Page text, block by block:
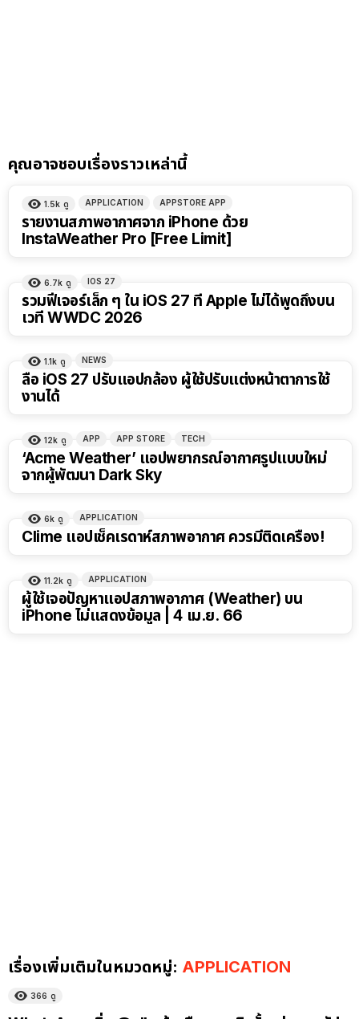
คุณอาจชอบเรื่องราวเหล่านี้
1.5k ดู APPLICATION APPSTORE APP
รายงานสภาพอากาศจาก iPhone ด้วย
InstaWeather Pro [Free Limit]
6.7k ดู IOS 27
รวมฟีเจอร์เล็ก ๆ ใน iOS 27 ที่ Apple ไม่ได้พูดถึงบน
เวที WWDC 2026
1.1k ดู NEWS
ลือ iOS 27 ปรับแอปกล้อง ผู้ใช้ปรับแต่งหน้าตาการใช้
งานได้
12k ดู APP APP STORE TECH
‘Acme Weather’ แอปพยากรณ์อากาศรูปแบบใหม่
จากผู้พัฒนา Dark Sky
6k ดู APPLICATION
Clime แอปเช็คเรดาห์สภาพอากาศ ควรมีติดเครื่อง!
11.2k ดู APPLICATION
ผู้ใช้เจอปัญหาแอปสภาพอากาศ (Weather) บน
iPhone ไม่แสดงข้อมูล | 4 เม.ย. 66
เรื่องเพิ่มเติมในหมวดหมู่: APPLICATION
366 ดู